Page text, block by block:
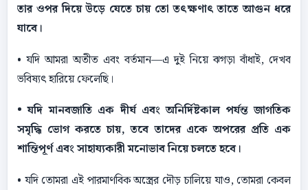
তার ওপর দিয়ে উড়ে যেতে চায় তাে তৎক্ষণাৎ তাতে আগুন ধরে
যাবে।
• যদি আমরা অতীত এবং বর্তমান—এ দুই নিয়ে ঝগড়া বাঁধাই, দেখব
ভবিষ্যৎ হারিয়ে ফেলেছি।
• যদি মানবজাতি এক দীর্ঘ এবং অনির্দিষ্টকাল পর্যন্ত জাগতিক
সমৃদ্ধি ভােগ করতে চায়, তবে তাদের একে অপরের প্রতি এক
শান্তিপূর্ণ এবং সাহায্যকারী মনােভাব নিয়ে চলতে হবে।
• যদি তােমরা এই পারমাণবিক অস্ত্রের দৌড় চালিয়ে যাও, তােমরা কেবল